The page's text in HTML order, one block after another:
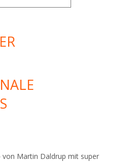
von Martin Daldrup mit super